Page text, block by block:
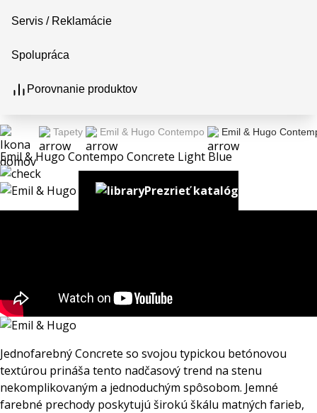
Servis / Reklamácie
Spolupráca
Porovnanie produktov
Tapety Emil & Hugo Contempo Emil & Hugo
Emil & Hugo Contempo Concrete Light Blue
Prezrieť katalóg
Jednofarebný Concrete so svojou typickou betónovou
textúrou prináša tento nadčasový trend na stenu
nekomplikovaným a jednoduchým spôsobom. Jemné
farebné prechody poskytujú širokú škálu matných farieb,